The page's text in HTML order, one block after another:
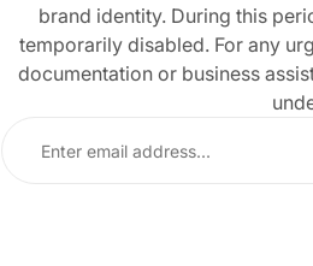
brand identity. During this
temporarily disabled. For any
documentation or business